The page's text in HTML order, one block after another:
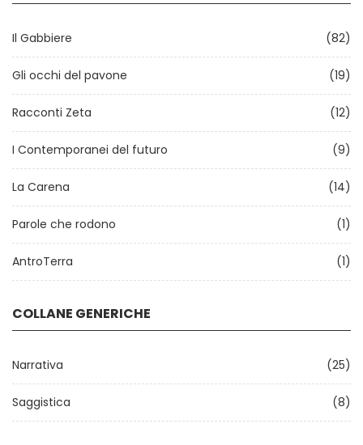
Il Gabbiere (82)
Gli occhi del pavone (19)
Racconti Zeta (12)
I Contemporanei del futuro (9)
La Carena (14)
Parole che rodono (1)
AntroTerra (1)
COLLANE GENERICHE
Narrativa (25)
Saggistica (8)